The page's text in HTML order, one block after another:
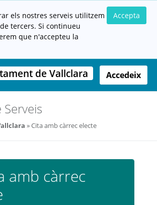
els nostres serveis utilitzem
tercers. Si continueu
que n'accepteu la
Accepta
de Vallclara Accedeix
Cita amb càrrec electe
amb càrrec